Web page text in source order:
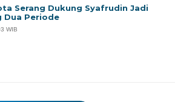
Serang Dukung Syafrudin Jadi
Dua Periode
WIB